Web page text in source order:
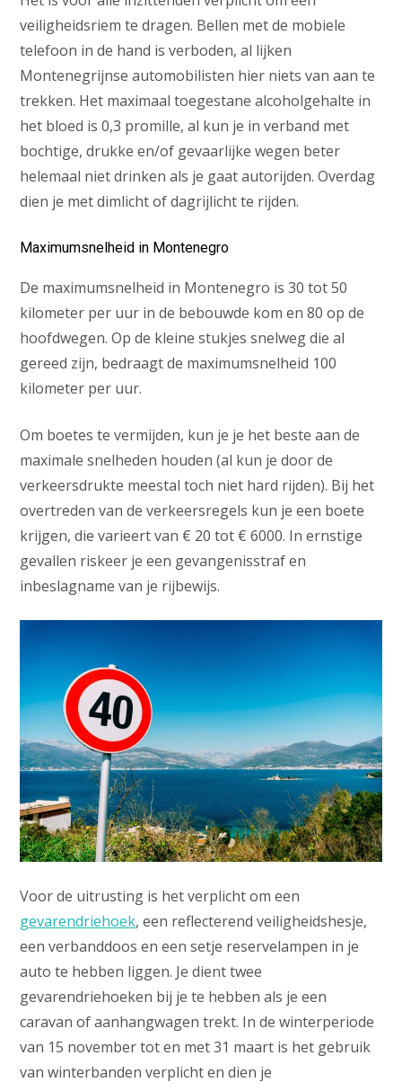
veiligheidsriem te dragen. Bellen met de mobiele
telefoon in de hand is verboden, al lijken
Montenegrijnse automobilisten hier niets van aan te
trekken. Het maximaal toegestane alcoholgehalte in
het bloed is 0,3 promille, al kun je in verband met
bochtige, drukke en/of gevaarlijke wegen beter
helemaal niet drinken als je gaat autorijden. Overdag
dien je met dimlicht of dagrijlicht te rijden.
Maximumsnelheid in Montenegro
De maximumsnelheid in Montenegro is 30 tot 50
kilometer per uur in de bebouwde kom en 80 op de
hoofdwegen. Op de kleine stukjes snelweg die al
gereed zijn, bedraagt de maximumsnelheid 100
kilometer per uur.
Om boetes te vermijden, kun je je het beste aan de
maximale snelheden houden (al kun je door de
verkeersdrukte meestal toch niet hard rijden). Bij het
overtreden van de verkeersregels kun je een boete
krijgen, die varieert van € 20 tot € 6000. In ernstige
gevallen riskeer je een gevangenisstraf en
inbeslagname van je rijbewijs.
Voor de uitrusting is het verplicht om een
gevarendriehoek, een reflecterend veiligheidshesje,
een verbanddoos en een setje reservelampen in je
auto te hebben liggen. Je dient twee
gevarendriehoeken bij je te hebben als je een
caravan of aanhangwagen trekt. In de winterperiode
van 15 november tot en met 31 maart is het gebruik
van winterbanden verplicht en dien je